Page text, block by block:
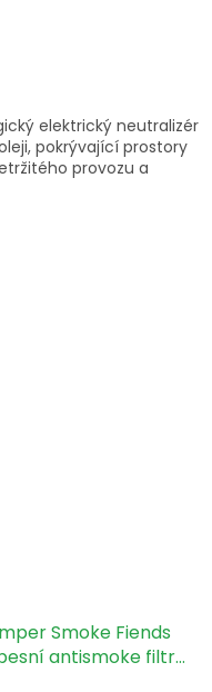
elektrický neutralizér
pokrývající prostory
provozu a
Smoke Fiends
antismoke filtr-